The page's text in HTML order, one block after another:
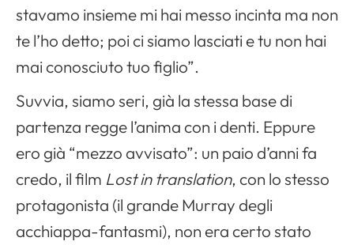
stavamo insieme mi hai messo incinta ma non
te l’ho detto; poi ci siamo lasciati e tu non hai
mai conosciuto tuo figlio”.
Suvvia, siamo seri, già la stessa base di
partenza regge l’anima con i denti. Eppure
ero già “mezzo avvisato”: un paio d’anni fa
credo, il film Lost in translation, con lo stesso
protagonista (il grande Murray degli
acchiappa-fantasmi), non era certo stato